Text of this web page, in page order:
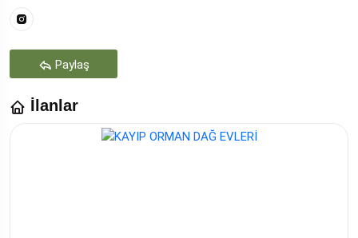
Paylaş
İlanlar